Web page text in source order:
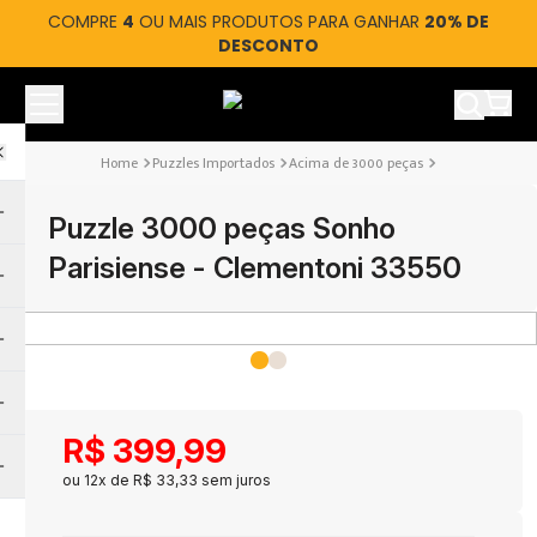
COMPRE 4 OU MAIS PRODUTOS PARA GANHAR 20% DE
DESCONTO
Ver
Puzzles Importados Acima de 3000 peças
Puzzle 3000 peças Sonho
Parisiense - Clementoni 33550
R$ 399,99
ou 12x de R$ 33,33 sem juros